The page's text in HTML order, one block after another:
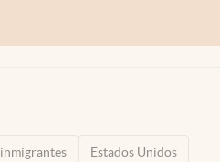
inmigrantes Estados Unidos